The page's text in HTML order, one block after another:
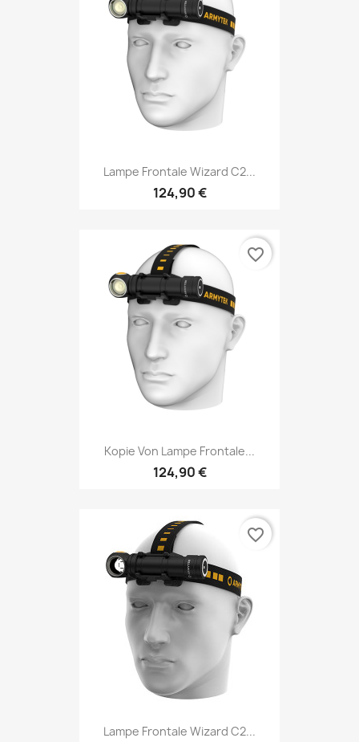
Lampe Frontale Wizard C2...
124,90 €
Kopie Von Lampe Frontale...
124,90 €
favorite_border
Lampe Frontale Wizard C2...
favorite_border